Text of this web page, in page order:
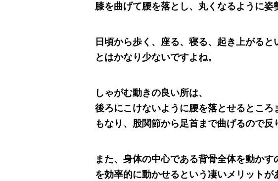
膝を曲げて腰を落とし、丸くなるように姿
日頃から歩く、座る、寝る、起き上がる
とはかなり少ないですよね。
しゃがむ動きの良い所は、
後ろにこけないように腰を落とせるとこ
もなり、股関節から足首まで曲げるので反
また、 身体の中心である背骨全体を動かす
を効率的に動かせるという凄いメリットが